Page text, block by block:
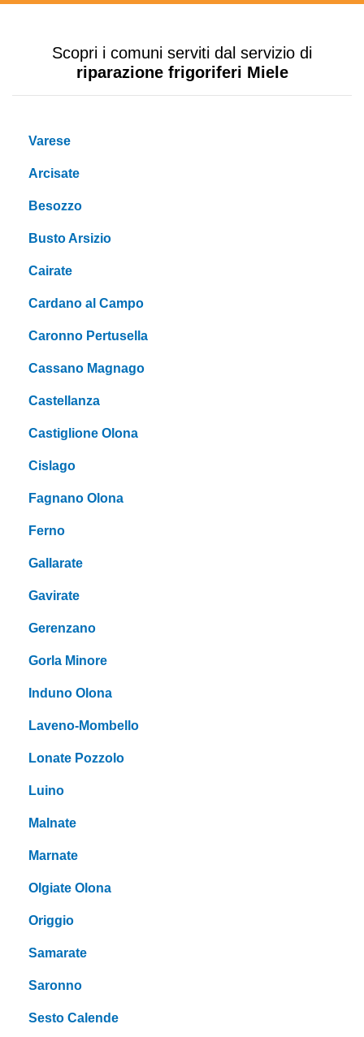
Scopri i comuni serviti dal servizio di
riparazione frigoriferi Miele
Varese
Arcisate
Besozzo
Busto Arsizio
Cairate
Cardano al Campo
Caronno Pertusella
Cassano Magnago
Castellanza
Castiglione Olona
Cislago
Fagnano Olona
Ferno
Gallarate
Gavirate
Gerenzano
Gorla Minore
Induno Olona
Laveno-Mombello
Lonate Pozzolo
Luino
Malnate
Marnate
Olgiate Olona
Origgio
Samarate
Saronno
Sesto Calende